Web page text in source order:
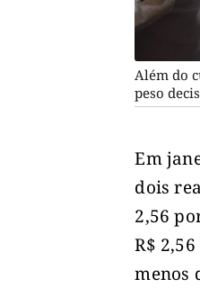
Além do
peso
Em
dois
2,56
R$
menos